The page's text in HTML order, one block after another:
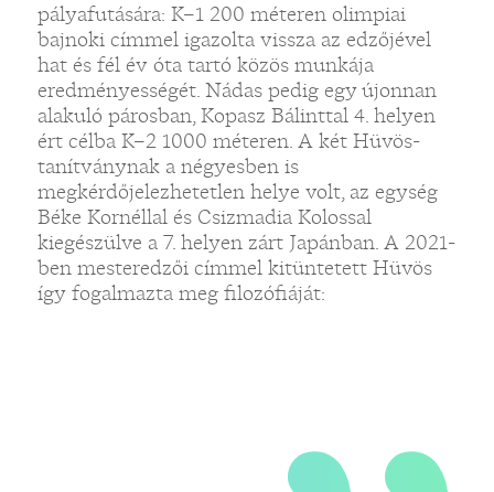
pályafutására: K–1 200 méteren olimpiai
bajnoki címmel igazolta vissza az edzőjével
hat és fél év óta tartó közös munkája
eredményességét. Nádas pedig egy újonnan
alakuló párosban, Kopasz Bálinttal 4. helyen
ért célba K–2 1000 méteren. A két Hüvös-
tanítványnak a négyesben is
megkérdőjelezhetetlen helye volt, az egység
Béke Kornéllal és Csizmadia Kolossal
kiegészülve a 7. helyen zárt Japánban. A 2021-
ben mesteredzői címmel kitüntetett Hüvös
így fogalmazta meg filozófiáját:„